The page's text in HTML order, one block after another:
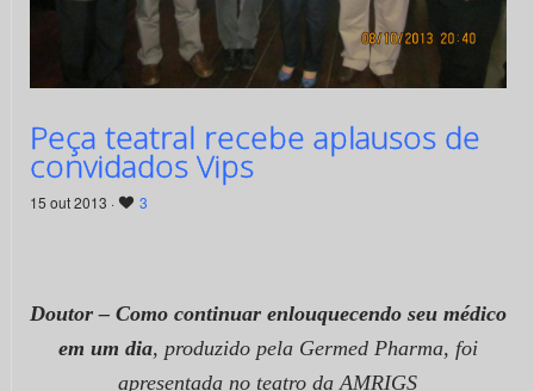
Peça teatral recebe aplausos de
convidados Vips
15 out 2013 · 3
Doutor – Como continuar enlouquecendo seu médico
em um dia, produzido pela Germed Pharma, foi
apresentada no teatro da AMRIGS